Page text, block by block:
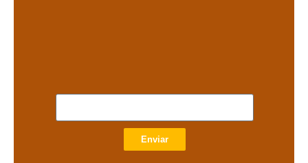
Enviar